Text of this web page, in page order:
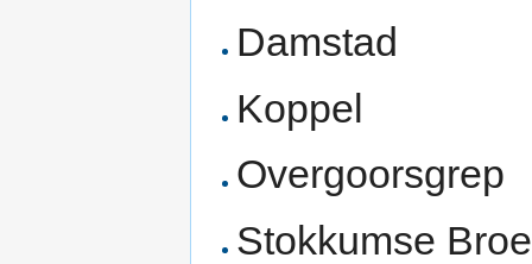
Damstad
Koppel
Overgoorsgrep
Stokkumse